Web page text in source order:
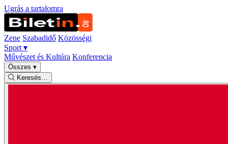
Ugrás a tartalomra
Zene Szabadidő Közösségi
Sport ▾
Művészet és Kultúra Konferencia
Összes ▾
Keresés…